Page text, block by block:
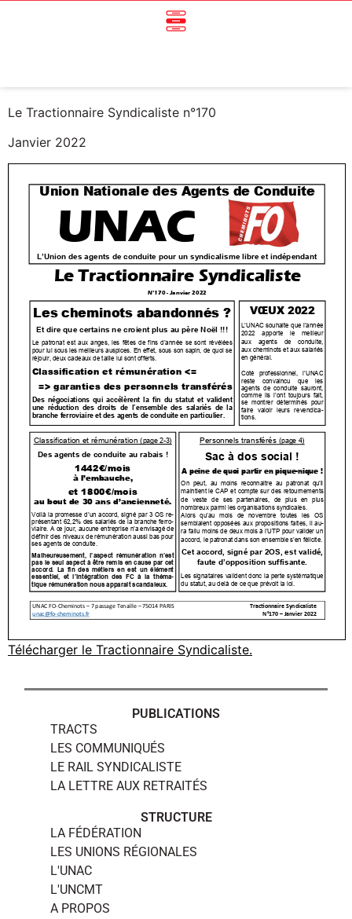
Le Tractionnaire Syndicaliste n°170
Janvier 2022
Télécharger le Tractionnaire Syndicaliste.
PUBLICATIONS
TRACTS
LES COMMUNIQUÉS
LE RAIL SYNDICALISTE
LA LETTRE AUX RETRAITÉS
STRUCTURE
LA FÉDÉRATION
LES UNIONS RÉGIONALES
L'UNAC
L'UNCMT
A PROPOS